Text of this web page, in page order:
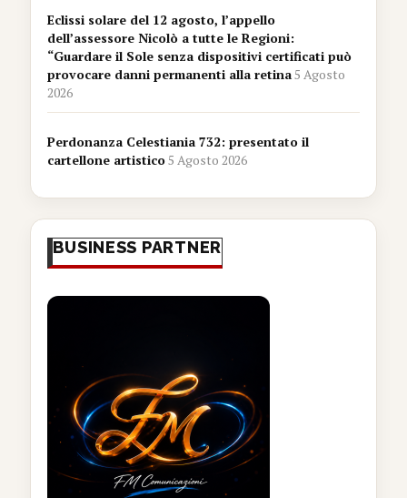
Eclissi solare del 12 agosto, l’appello
dell’assessore Nicolò a tutte le Regioni:
“Guardare il Sole senza dispositivi certificati può
provocare danni permanenti alla retina5 Agosto
2026
Perdonanza Celestiania 732: presentato il
cartellone artistico5 Agosto 2026
BUSINESS PARTNER